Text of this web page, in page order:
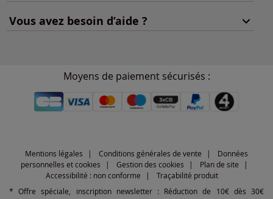
Vous avez besoin d’aide ?
Moyens de paiement sécurisés :
Mentions légales Conditions générales de vente
Données
personnelles et cookies
Gestion des cookies
Plan de site
Accessibilité : non conforme
Traçabilité produit
* Offre spéciale, inscription newsletter : Réduction de 10€ dès 30€